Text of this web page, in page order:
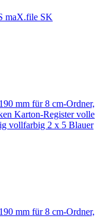
maX.file SK
mm für 8 cm-Ordner,
Karton-Register volle
vollfarbig 2 x 5 Blauer
mm für 8 cm-Ordner,